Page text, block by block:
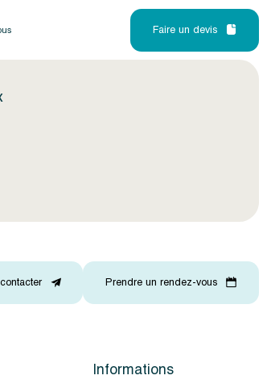
Faire un devis
Prendre un rendez-vous
Informations